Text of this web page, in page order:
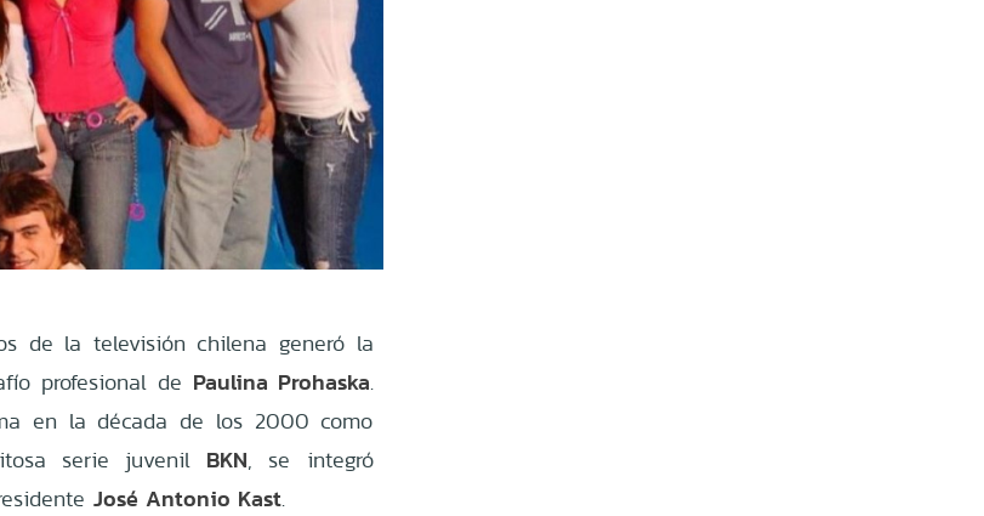
de la televisión chilena generó la
profesional de Paulina Prohaska.
en la década de los 2000 como
serie juvenil BKN, se integró
José Antonio Kast.